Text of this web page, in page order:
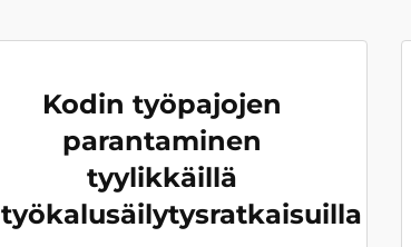
Kodin työpajojen
parantaminen
tyylikkäillä
työkalusäilytysratkaisuilla